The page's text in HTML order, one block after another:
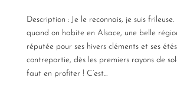
Description : Je le reconnais, je suis
quand on habite en Alsace, une belle
réputée pour ses hivers cléments et ses
contrepartie, dès les premiers rayons de
faut en profiter ! C’est...